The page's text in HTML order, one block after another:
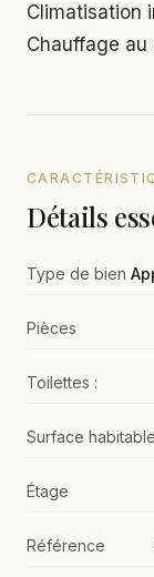
Climatisation
Chauffage au
Détails
Type de bien
Pièces
Toilettes :
Surface habitable
Étage
Référence